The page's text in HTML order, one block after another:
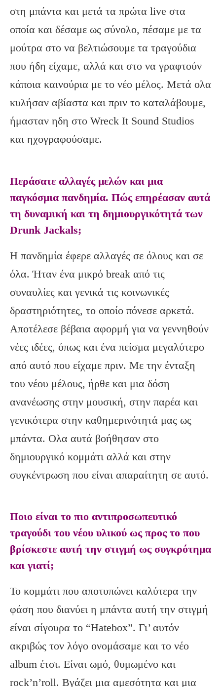
στη μπάντα και μετά τα πρώτα live στα
οποία και δέσαμε ως σύνολο, πέσαμε με τα
μούτρα στο να βελτιώσουμε τα τραγούδια
που ήδη είχαμε, αλλά και στο να γραφτούν
κάποια καινούρια με το νέο μέλος. Μετά ολα
κυλήσαν αβίαστα και πριν το καταλάβουμε,
ήμασταν ηδη στο Wreck It Sound Studios
και ηχογραφούσαμε.
Περάσατε αλλαγές μελών και μια
παγκόσμια πανδημία. Πώς επηρέασαν αυτά
τη δυναμική και τη δημιουργικότητά των
Drunk Jackals;
Η πανδημία έφερε αλλαγές σε όλους και σε
όλα. Ήταν ένα μικρό break από τις
συναυλίες και γενικά τις κοινωνικές
δραστηριότητες, το οποίο πόνεσε αρκετά.
Αποτέλεσε βέβαια αφορμή για να γεννηθούν
νέες ιδέες, όπως και ένα πείσμα μεγαλύτερο
από αυτό που είχαμε πριν. Με την ένταξη
του νέου μέλους, ήρθε και μια δόση
ανανέωσης στην μουσική, στην παρέα και
γενικότερα στην καθημερινότητά μας ως
μπάντα. Ολα αυτά βοήθησαν στο
δημιουργικό κομμάτι αλλά και στην
συγκέντρωση που είναι απαραίτητη σε αυτό.
Ποιο είναι το πιο αντιπροσωπευτικό
τραγούδι του νέου υλικού ως προς το που
βρίσκεστε αυτή την στιγμή ως συγκρότημα
και γιατί;
Το κομμάτι που αποτυπώνει καλύτερα την
φάση που διανύει η μπάντα αυτή την στιγμή
είναι σίγουρα το “Hatebox”. Γι’ αυτόν
ακριβώς τον λόγο ονομάσαμε και το νέο
album έτσι. Είναι ωμό, θυμωμένο και
rock’n’roll. Βγάζει μια αμεσότητα και μια